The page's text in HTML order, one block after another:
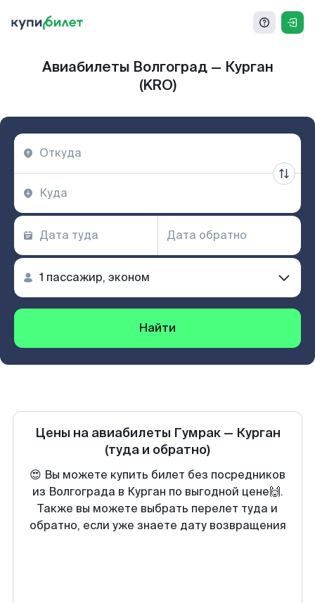
Авиабилеты Волгоград — Курган
(KRO)
Найти
Цены на авиабилеты Гумрак— Курган
(туда и обратно)
😍 Вы можете купить билет без посредников
из Волгограда в Курган по выгодной цене🙌.
Также вы можете выбрать перелет туда и
обратно, если уже знаете дату возвращения